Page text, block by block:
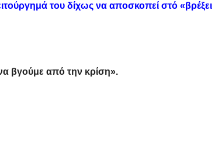
του δίχως να αποσκοπεί στό «βρέξει
βγούμε από την κρίση».